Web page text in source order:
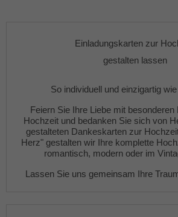
Einladungskarten zur
gestalten lassen
So individuell und einzigartig
Feiern Sie Ihre Liebe mit besonderen
Hochzeit und bedanken Sie sich von
gestalteten Dankeskarten zur
Herz" gestalten wir Ihre komplette
romantisch, modern oder im
Lassen Sie uns gemeinsam Ihre